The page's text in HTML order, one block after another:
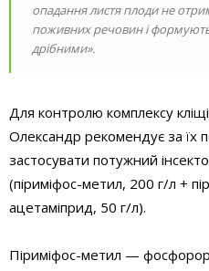
опадання листя плоди не
поживних речовин і
дрібними».
Для контролю комплексу
Олександр рекомендує за
застосувати потужний
(піриміфос-метил, 200 г/л +
ацетаміприд, 50 г/л).
Піриміфос-метил —